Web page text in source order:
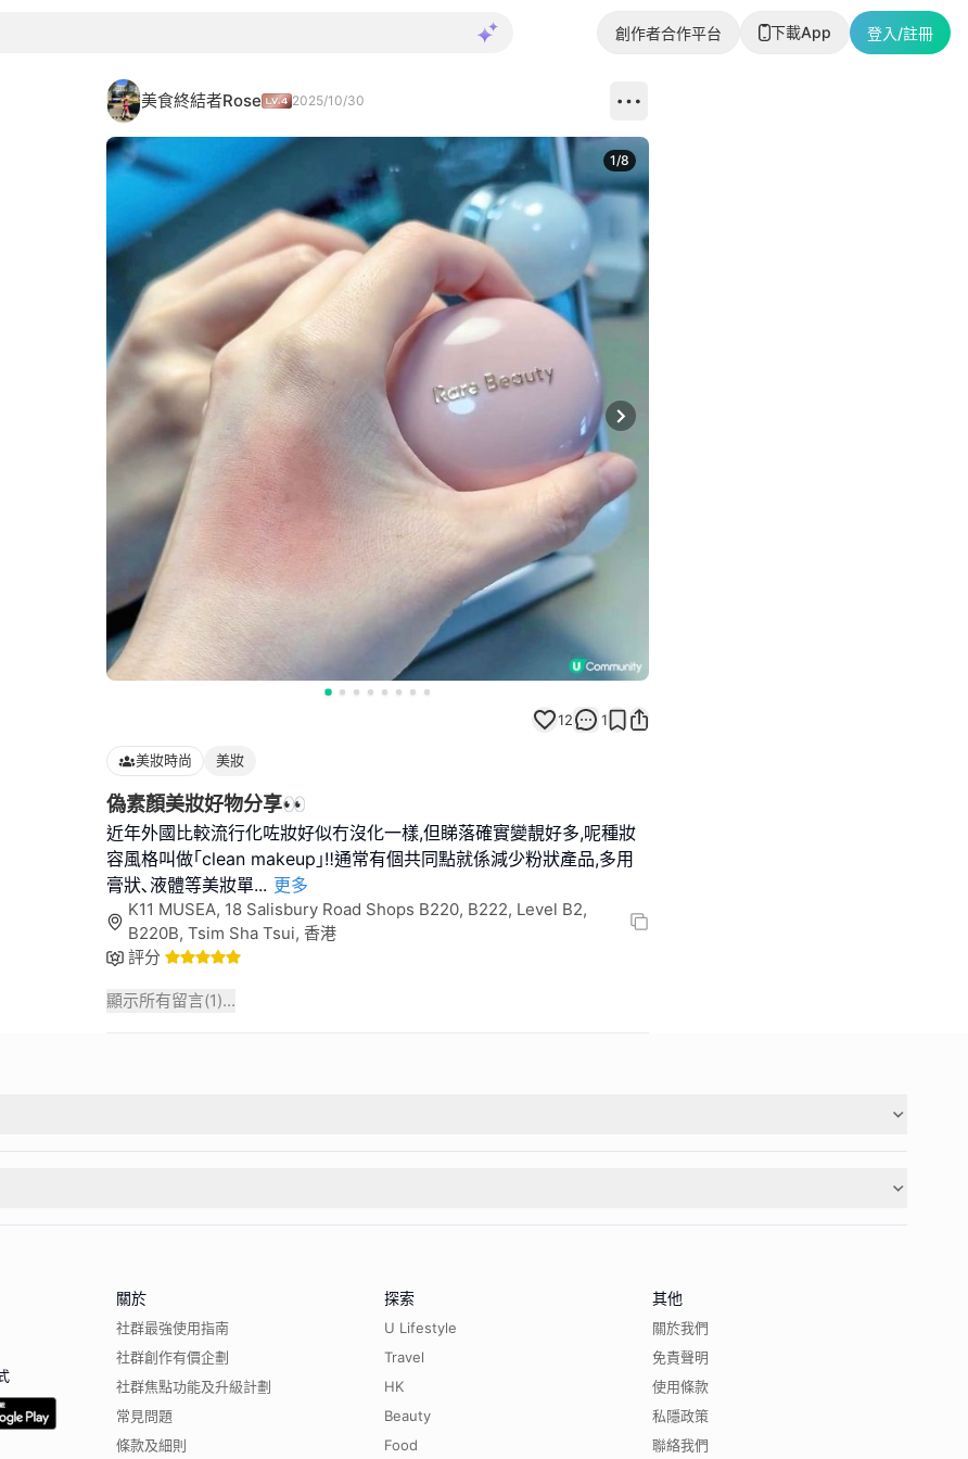
創作者合作平台 下載App 登入/註冊
美食終結者Rose 2025/10/30
Next slide
1/8
12 1
美妝時尚 美妝
偽素顏美妝好物分享👀
近年外國比較流行化咗妝好似冇沒化一樣,但睇落確實變靚好多,呢種妝
容風格叫做｢clean makeup｣‼️通常有個共同點就係減少粉狀產品,多用
膏狀､液體等美妝單... 更多
K11 MUSEA, 18 Salisbury Road Shops B220, B222, Level B2,
B220B, Tsim Sha Tsui, 香港
評分
顯示所有留言(1)...
關於
社群最強使用指南
社群創作有價企劃
社群焦點功能及升級計劃
常見問題
條款及細則
探索
U Lifestyle
Travel
HK
Beauty
Food
其他
關於我們
免責聲明
使用條款
私隱政策
聯絡我們